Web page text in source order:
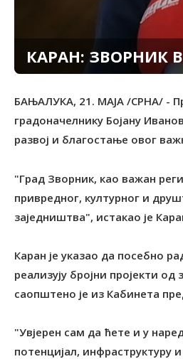
КАРАН: ЗВОРНИК
БАЊАЛУКА, 21. МАЈА /СРНА/ -
градоначелнику Бојану
развој и благостање овог
"Град Зворник, као важан
привредног, културног и
заједништва", истакао је
Каран је указао да посебно
реализују бројни пројекти
саопштено је из Кабинета
"Увјерен сам да ћете и у
потенцијал, инфраструктуру